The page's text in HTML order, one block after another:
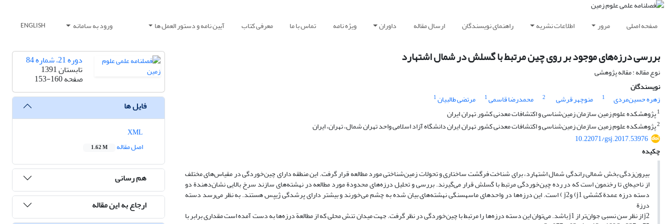
صفحه اصلی مرور اطلاعات نشریه راهنمای نویسندگان ارسال مقاله داوران ویژه نامه تماس با ما معرفی کتاب آیین نامه و دستور العمل ها ورود به سامانه ENGLISH
بررسی درزه‌های موجود بر روی چین مرتبط با گسلش‌ در شمال اشتهارد
نوع مقاله : مقاله پژوهشی
نویسندگان
زهره حسین‌مردی
1 منوچهر قرشی 2 محمدرضا قاسمی1 مرتضی طالبیان1
1پژوهشکده علوم زمین, سازمان زمین‌شناسی و اکتشافات معدنی کشور, تهران, ایران
2پژوهشکده علوم زمین, سازمان زمین‌شناسی و اکتشافات معدنی کشور, تهران, ایران دانشگاه آزاد اسلامی واحد تهران‌ شمال، تهران، ایران
10.22071/gsj.2017.53976
چکیده
بیرون‌زدگی بخش شمالی راندگی شمال اشتهارد، برای شناخت فرگشت ساختاری و تحولات زمین‌شناختی مورد مطالعه قرار گرفت. این منطقه دارای چین‌خوردگی در مقیاس‌های مختلف
از ناحیه‌ای تا رخنمون است که در رده چین‌خوردگی مرتبط با گسلش قرار می‌گیرند. بررسی و تحلیل درزه‌های محدودة مورد مطالعه در نهشته‌های سازند سرخ بالایی نشان‌دهندة دو
دسته درزه‌ عمدة کششی j1) وj2 ) است. این درزه‌ها در واحدهای ‌‌ماسه‎سنگی نهشته‌های بیان شده به چشم می‌خورند و بیشتر دارای پرشدگی ژیپس هستند. به نظر می‌رسد دسته
درزة
j2 از نظر سن نسبی جوان‌تر از j1 باشد. می‌توان این دسته درزه‌ها را مرتبط با چین‌خوردگی در نظر گرفت. جهت میدان تنش محلی که از مطالعة درزه‌ها به دست آمده است مقداری برابر با
دوره 21، شماره 84
تابستان 1391
صفحه153-160
فایل ها
اصل مقاله
1.62 M
هم رسانی
ارجاع به این مقاله